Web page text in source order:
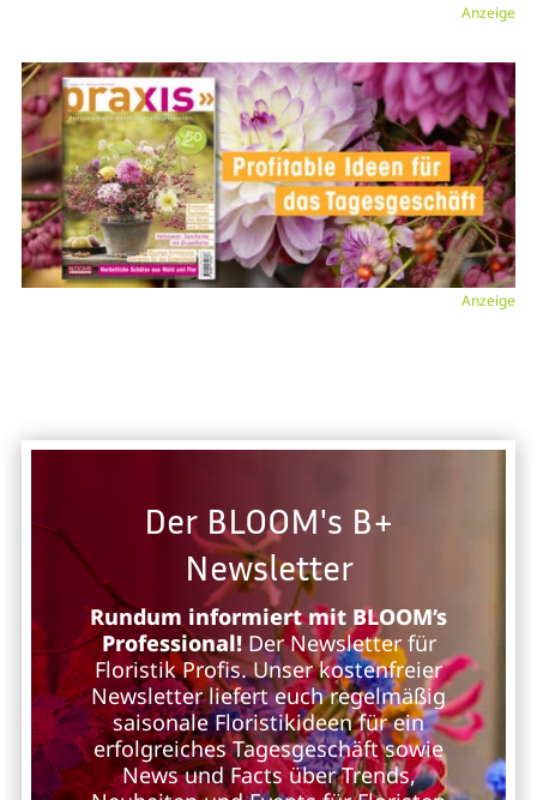
Anzeige
Anzeige
Der BLOOM's B+
Newsletter
Rundum informiert mit BLOOM’s
Professional!Der Newsletter für
Floristik Profis. Unser kostenfreier
Newsletter liefert euch regelmäßig
saisonale Floristikideen für ein
erfolgreiches Tagesgeschäft sowie
News und Facts über Trends,